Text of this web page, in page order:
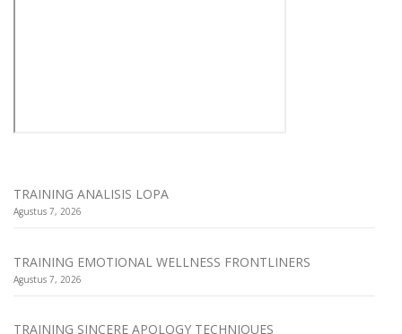
TRAINING ANALISIS LOPA
Agustus 7, 2026
TRAINING EMOTIONAL WELLNESS FRONTLINERS
Agustus 7, 2026
TRAINING SINCERE APOLOGY TECHNIQUES